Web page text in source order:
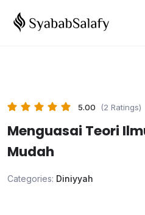
5.00 (2 Ratings)
Menguasai Teori
Mudah
Categories: Diniyyah